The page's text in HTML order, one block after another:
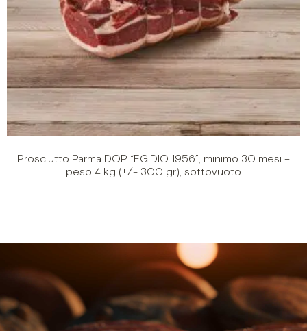
Prosciutto Parma DOP “EGIDIO 1956”, minimo 30 mesi –
peso 4 kg (+/- 300 gr), sottovuoto